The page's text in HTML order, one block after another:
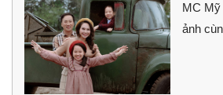
MC Mỹ
ảnh